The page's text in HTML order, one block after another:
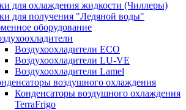
для охлаждения жидкости (Чиллеры)
для получения "Ледяной воды"
оборудование
Воздухоохладители EСО
Воздухоохладители LU-VE
Воздухоохладители Lamel
воздушного охлаждения
Конденсаторы воздушного охлаждения
TerraFrigo